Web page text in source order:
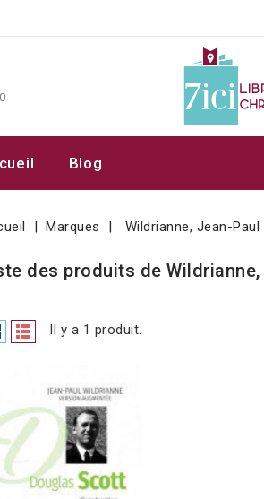
Blog
Marques Wildrianne, Jean-Paul
des produits de Wildrianne,
Il y a 1 produit.